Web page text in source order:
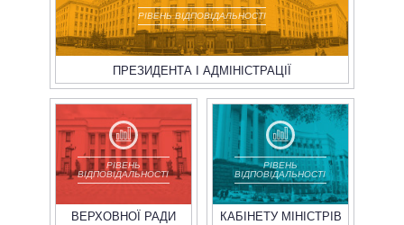
РІВЕНЬ ВІДПОВІДАЛЬНОСТІ
ПРЕЗИДЕНТА І АДМІНІСТРАЦІЇ
РІВЕНЬ
ВІДПОВІДАЛЬНОСТІ
ВЕРХОВНОЇ РАДИ
РІВЕНЬ
ВІДПОВІДАЛЬНОСТІ
КАБІНЕТУ МІНІСТРІВ